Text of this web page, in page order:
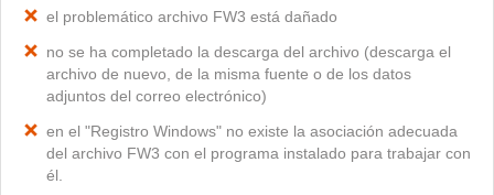
el problemático archivo FW3 está dañado
no se ha completado la descarga del archivo (descarga el
archivo de nuevo, de la misma fuente o de los datos
adjuntos del correo electrónico)
en el "Registro Windows" no existe la asociación adecuada
del archivo FW3 con el programa instalado para trabajar con
él.